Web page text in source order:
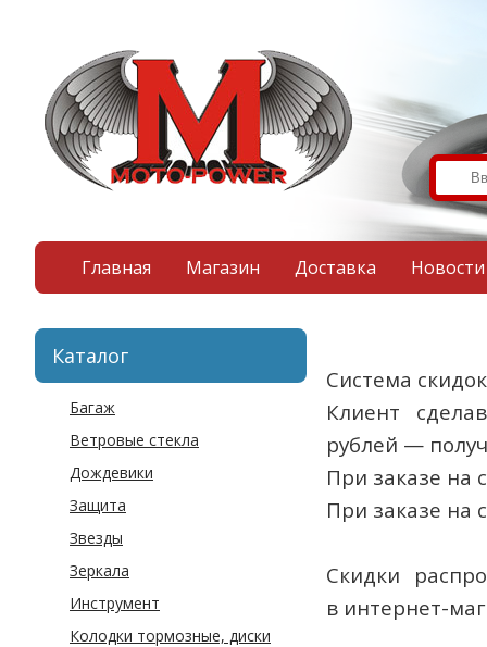
Главная Магазин Доставка Новости
Каталог
Багаж
Ветровые стекла
Дождевики
Защита
Звезды
Зеркала
Инструмент
Колодки тормозные, диски
Система
Клиент
рублей —
При заказе на
При заказе на
Скидки
в интернет-